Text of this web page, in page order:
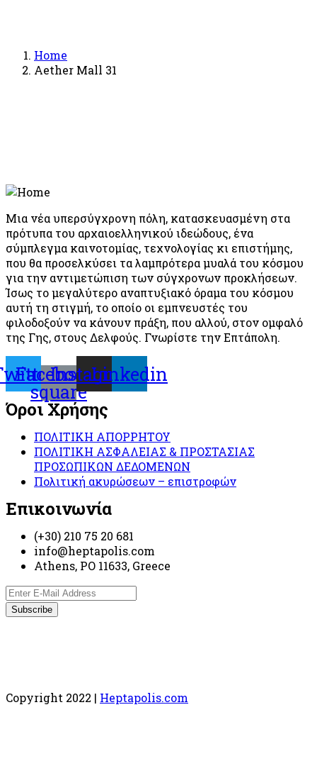
Home
Aether Mall 31
Μια νέα υπερσύγχρονη πόλη, κατασκευασμένη στα
πρότυπα του αρχαιοελληνικού ιδεώδους, ένα
σύμπλεγμα καινοτομίας, τεχνολογίας κι επιστήμης,
που θα προσελκύσει τα λαμπρότερα μυαλά του κόσμου
για την αντιμετώπιση των σύγχρονων προκλήσεων.
Ίσως το μεγαλύτερο αναπτυξιακό όραμα του κόσμου
αυτή τη στιγμή, το οποίο οι εμπνευστές του
φιλοδοξούν να κάνουν πράξη, που αλλού, στον ομφαλό
της Γης, στους Δελφούς. Γνωρίστε την Επτάπολη.
Facebook-
square
Instagram
Linkedin
Όροι Χρήσης
ΠΟΛΙΤΙΚΗ ΑΠΟΡΡΗΤΟΥ
ΠΟΛΙΤΙΚΗ ΑΣΦΑΛΕΙΑΣ & ΠΡΟΣΤΑΣΙΑΣ
ΠΡΟΣΩΠΙΚΩΝ ΔΕΔΟΜΕΝΩΝ
Πολιτική ακυρώσεων – επιστροφών
Επικοινωνία
(+30) 210 75 20 681
info@heptapolis.com
Athens, PO 11633, Greece
Copyright 2022 | Heptapolis.com